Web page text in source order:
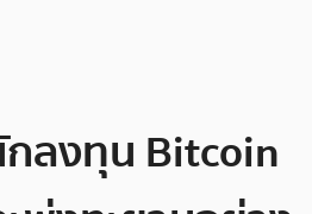
ลงทุน Bitcoin